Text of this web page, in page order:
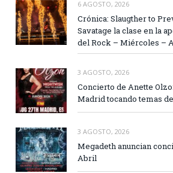
6 AGOSTO, 2026
Crónica: Slaugther to
Savatage la clase en la
del Rock – Miércoles –
3 AGOSTO, 2026
Concierto de Anette
Madrid tocando temas
3 AGOSTO, 2026
Megadeth anuncian
Abril